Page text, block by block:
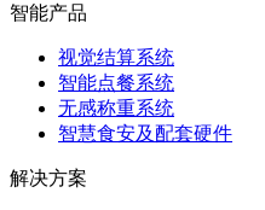
智能产品
视觉结算系统
智能点餐系统
无感称重系统
智慧食安及配套硬件
解决方案